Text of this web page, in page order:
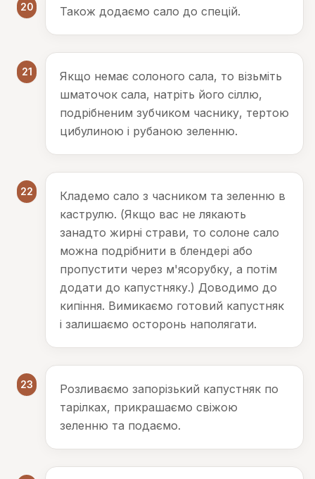
20 Також додаємо сало до спецій.
21
Якщо немає солоного сала, то візьміть
шматочок сала, натріть його сіллю,
подрібненим зубчиком часнику, тертою
цибулиною і рубаною зеленню.
22
Кладемо сало з часником та зеленню в
каструлю. (Якщо вас не лякають
занадто жирні страви, то солоне сало
можна подрібнити в блендері або
пропустити через м'ясорубку, а потім
додати до капустняку.) Доводимо до
кипіння. Вимикаємо готовий капустняк
і залишаємо осторонь наполягати.
23
Розливаємо запорізький капустняк по
тарілках, прикрашаємо свіжою
зеленню та подаємо.